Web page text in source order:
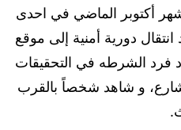
أكتوبر الماضي في احدى
دورية أمنية إلى موقع
فرد الشرطه في التحقيقات
و شاهد شخصاً بالقرب